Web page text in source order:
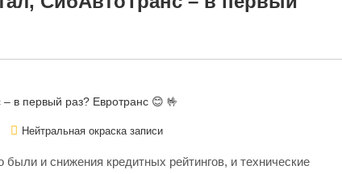
Нейтральная окраска записи
и снижения кредитных рейтингов, и технические